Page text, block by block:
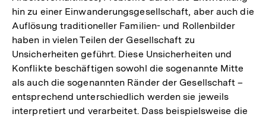
Fußnote
hin zu einer Einwanderungsgesellschaft, aber auch die
Auflösung traditioneller Familien- und Rollenbilder
haben in vielen Teilen der Gesellschaft zu
Unsicherheiten geführt. Diese Unsicherheiten und
Konflikte beschäftigen sowohl die sogenannte Mitte
als auch die sogenannten Ränder der Gesellschaft –
entsprechend unterschiedlich werden sie jeweils
interpretiert und verarbeitet. Dass beispielsweise die